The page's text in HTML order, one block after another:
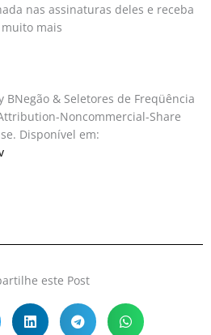
nas assinaturas deles e receba
mais
BNegão & Seletores de Freqüência
Noncommercial-Share
Disponível em:
este Post